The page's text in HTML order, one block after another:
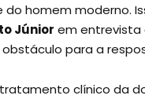
homem moderno.
Júnior em entrevista
para a
clínico da